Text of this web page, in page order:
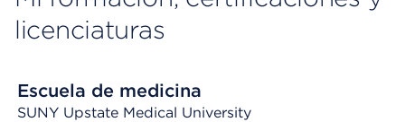
licenciaturas
Escuela de medicina
SUNY Upstate Medical University